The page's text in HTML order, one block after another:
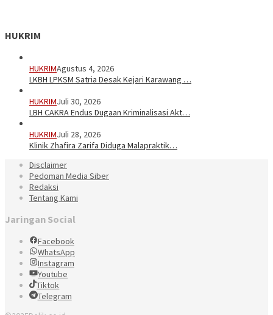
HUKRIM
HUKRIMAgustus 4, 2026
LKBH LPKSM Satria Desak Kejari Karawang …
HUKRIMJuli 30, 2026
LBH CAKRA Endus Dugaan Kriminalisasi Akt…
HUKRIMJuli 28, 2026
Klinik Zhafira Zarifa Diduga Malapraktik…
Disclaimer
Pedoman Media Siber
Redaksi
Tentang Kami
Jaringan Social
Facebook
WhatsApp
Instagram
Youtube
Tiktok
Telegram